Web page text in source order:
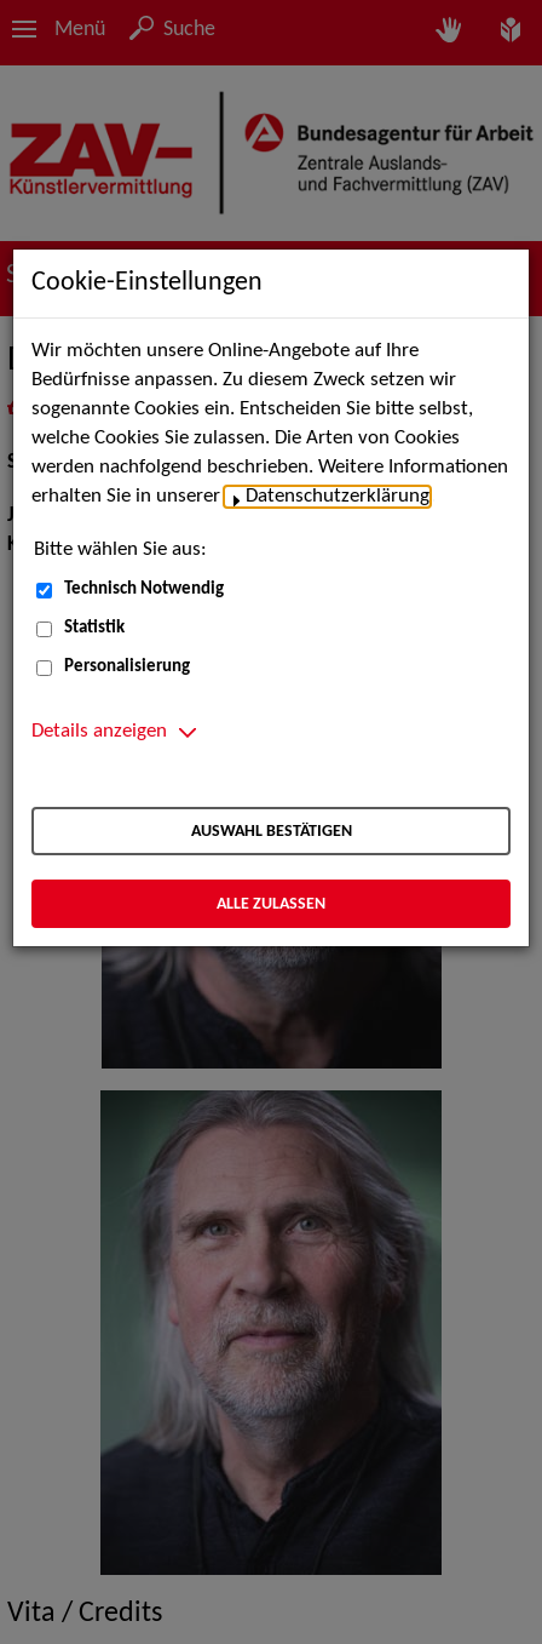
Menü Suche
Suche nach Künstler*innen
Dietrich Trapp
als PDF speichern
inMeine Merklistelegen
Schauspiel:Bühne
Jahrgang:
Körpergröße:191 cm
Vita / Credits
Cookie-Einstellungen
Wir möchten unsere Online-Angebote auf Ihre
Bedürfnisse anpassen. Zu diesem Zweck setzen wir
sogenannte Cookies ein. Entscheiden Sie bitte selbst,
welche Cookies Sie zulassen. Die Arten von Cookies
werden nachfolgend beschrieben. Weitere Informationen
erhalten Sie in unserer
Datenschutzerklärung
Bitte wählen Sie aus:
Technisch Notwendig
Statistik
Personalisierung
Details anzeigen
AUSWAHL BESTÄTIGEN
ALLE ZULASSEN